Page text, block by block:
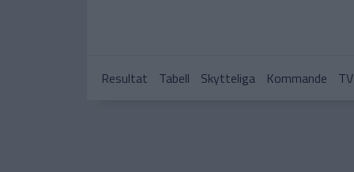
Resultat Tabell Skytteliga Kommande TV